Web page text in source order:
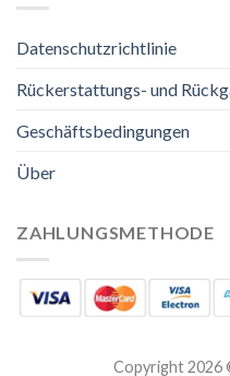
Datenschutzrichtlinie
Rückerstattungs- und
Geschäftsbedingungen
Über
ZAHLUNGSMETHODE
Copyright 2026